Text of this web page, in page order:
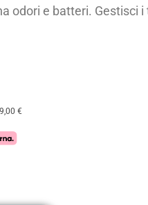
odori e batteri. Gestisci
€